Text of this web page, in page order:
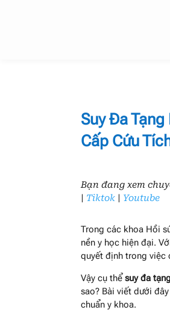
Suy Đa
Cấp Cứu
Bạn đang xem
| Tiktok | Youtube
Trong các khoa Hồi
nền y học hiện đại.
quyết định trong việc
Vậy cụ thểsuy đa
sao? Bài viết dưới
chuẩn y khoa.